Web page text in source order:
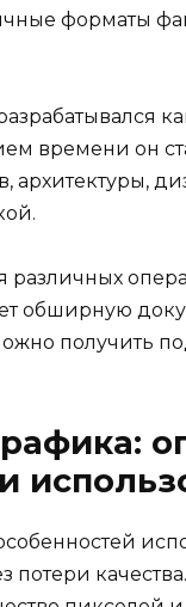
форматы
времени он
архитектуры,
различных
обширную
получить
потери